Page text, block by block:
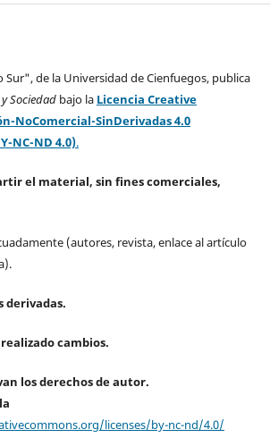
de la Universidad de Cienfuegos, publica
Sociedad bajo la Licencia Creative
NoComercial-SinDerivadas 4.0
NC-ND 4.0).
el material, sin fines comerciales,
(autores, revista, enlace al artículo
derivadas.
cambios.
los derechos de autor.
licenses/by-nc-nd/4.0/